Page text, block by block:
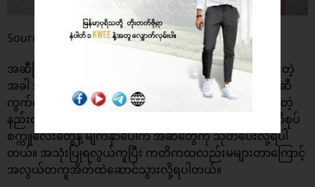
Source : Wix
အဆီပြန်တက်တဲ့အသားအရေပိုင်ရှင်တွေအနေနဲ့ အပြင်သွားတဲ့
အခါ အထူးနေပူထဲသွားတဲ့အခါတွေမှာ မျက်နှာတစ်ခုလုံးအဆီ
ကွက်တွေ ဖြစ်လာတက်ပါတယ်။ဒီလိုဖြစ်တဲ့အခါဖြေရှင်းနိုင်တဲ့
နည်းလမ်းတစ်ခုက မျက်နှာအတွက် သီးသန့်ထုတ်ထားတဲ့ ဆီစုပ်
စက္ကူလေးတွေနဲ့ မျက်နှာပေါ်က အဆီတွေကို သုတ်ပေးလို့ရပါ
တယ်။ အသုံးပြုရလွယ်ကူပြီး ကတိကထလည်းမများတာကြောင့်
အလွယ်တကူအိတ်ထဲဆောင်သွားလို့ရပါတယ်။